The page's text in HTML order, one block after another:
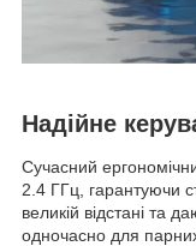
Надійне
Сучасний
2.4 ГГц, гарантуючи
великій відстані та
одночасно для